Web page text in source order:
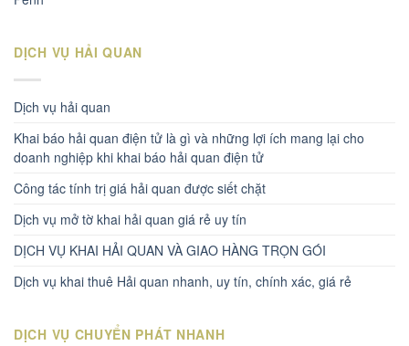
DỊCH VỤ HẢI QUAN
Dịch vụ hải quan
Khai báo hải quan điện tử là gì và những lợi ích mang lại cho
doanh nghiệp khi khai báo hải quan điện tử
Công tác tính trị giá hải quan được siết chặt
Dịch vụ mở tờ khai hải quan giá rẻ uy tín
DỊCH VỤ KHAI HẢI QUAN VÀ GIAO HÀNG TRỌN GÓI
Dịch vụ khai thuê Hải quan nhanh, uy tín, chính xác, giá rẻ
DỊCH VỤ CHUYỂN PHÁT NHANH